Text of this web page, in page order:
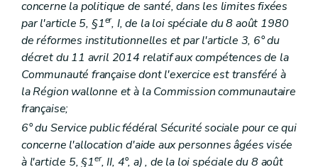
Livre 1er
Action sociale
Titre 1er
Services d'insertion sociale et relais sociaux
Chapitre Ier
Dispositions générales
Art. 48
Art. 49
Art. 50
Chapitre II Services d'insertion sociale
Sous-section 1
Conditions
Art. 51
Art. 52
Sous-section 2 Procédure
concerne la politique de santé, dans les limites fixées
par l'article 5, §1er, I, de la loi spéciale du 8 août 1980
de réformes institutionnelles et par l'article 3, 6° du
décret du 11 avril 2014 relatif aux compétences de la
Communauté française dont l'exercice est transféré à
la Région wallonne et à la Commission communautaire
française;
6° du Service public fédéral Sécurité sociale pour ce qui
concerne l'allocation d'aide aux personnes âgées visée
à l'article 5, §1er, II, 4°, a), de la loi spéciale du 8 août